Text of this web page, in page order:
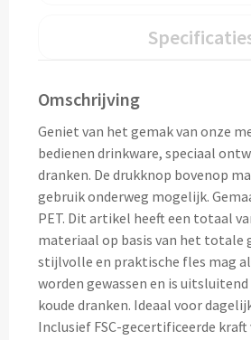
Pepermunt bedrukken
Snoeppotten bedrukken
Snoepblikken bedrukken
Snoep bedrukken
Lollies bedrukken
Chocolade & Bonbons bedrukken
Omschrijving
Geniet van het gemak van onze
bedienen drinkware, speciaal
dranken. De drukknop bovenop
gebruik onderweg mogelijk.
PET. Dit artikel heeft een totaal
materiaal op basis van het totale
stijlvolle en praktische fles mag
worden gewassen en is
koude dranken. Ideaal voor
Inclusief FSC-gecertificeerde kraft